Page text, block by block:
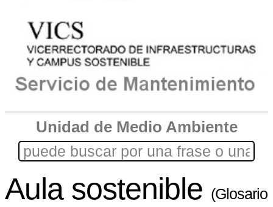
Unidad de Medio Ambiente
Aula sostenible (Glosario